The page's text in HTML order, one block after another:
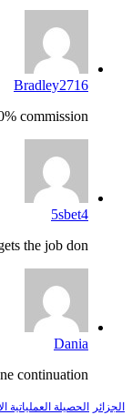
Bradley2716
commission!...
5sbet4
the job don...
Dania
continuation...
الجزائر الحصيلة